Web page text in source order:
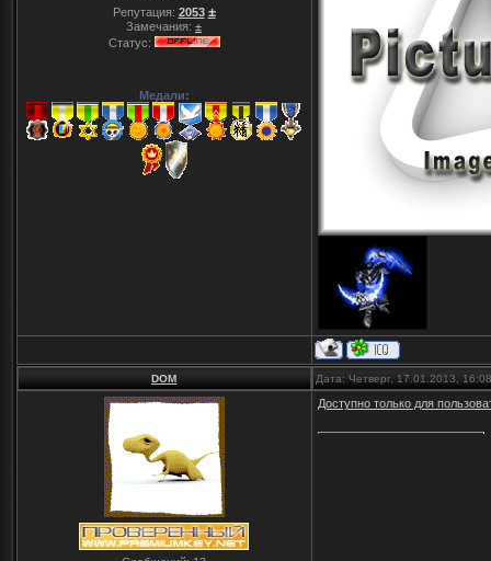
Репутация: 2053 ±
Замечания: ±
Статус:
Медали:
DOM Дата: Четверг, 17.01.2013,
Доступно только для